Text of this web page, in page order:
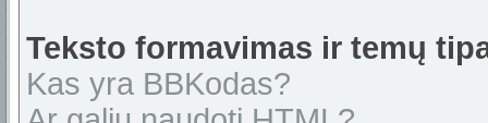
Teksto formavimas ir temų
Kas yra BBKodas?